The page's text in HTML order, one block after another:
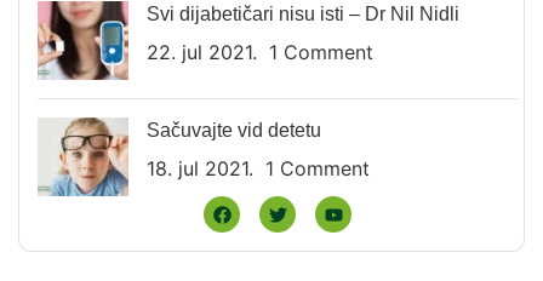
Svi dijabetičari nisu isti – Dr Nil Nidli
22. jul 2021. 1 Comment
Sačuvajte vid detetu
18. jul 2021. 1 Comment